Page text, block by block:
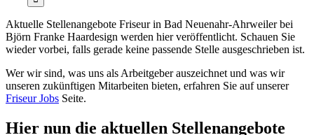
Aktuelle Stellenangebote Friseur in Bad Neuenahr-Ahrweiler bei
Björn Franke Haardesign werden hier veröffentlicht. Schauen Sie
wieder vorbei, falls gerade keine passende Stelle ausgeschrieben ist.
Wer wir sind, was uns als Arbeitgeber auszeichnet und was wir
unseren zukünftigen Mitarbeiten bieten, erfahren Sie auf unserer
Friseur Jobs Seite.
Hier nun die aktuellen Stellenangebote